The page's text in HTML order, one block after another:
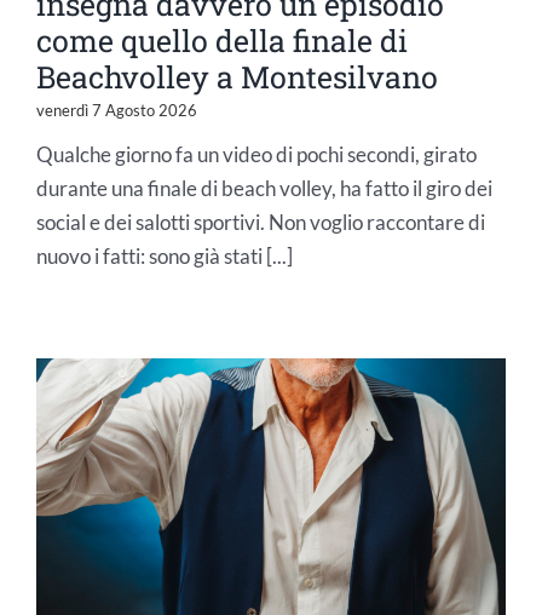
come quello della finale di
Beachvolley a Montesilvano
venerdì 7 Agosto 2026
Qualche giorno fa un video di pochi secondi, girato
durante una finale di beach volley, ha fatto il giro dei
social e dei salotti sportivi. Non voglio raccontare di
nuovo i fatti: sono già stati [...]